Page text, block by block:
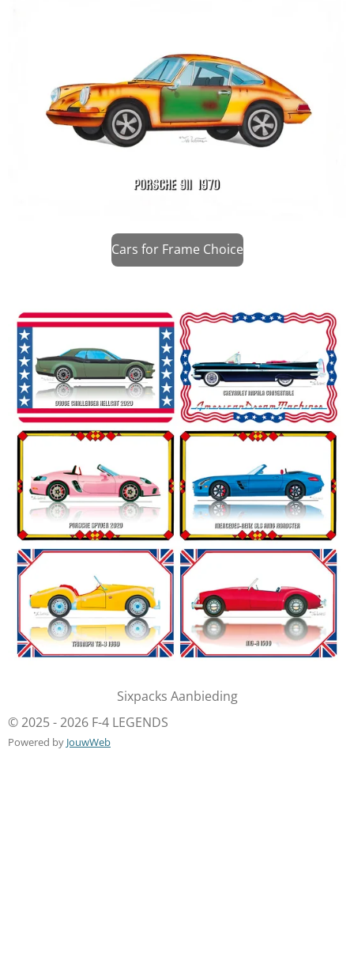
Cars for Frame Choice
Sixpacks Aanbieding
© 2025 - 2026 F-4 LEGENDS
Powered by JouwWeb